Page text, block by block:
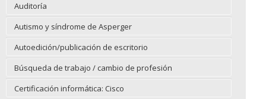
Auditoría
Autismo y síndrome de Asperger
Autoedición/publicación de escritorio
Búsqueda de trabajo / cambio de profesión
Certificación informática: Cisco